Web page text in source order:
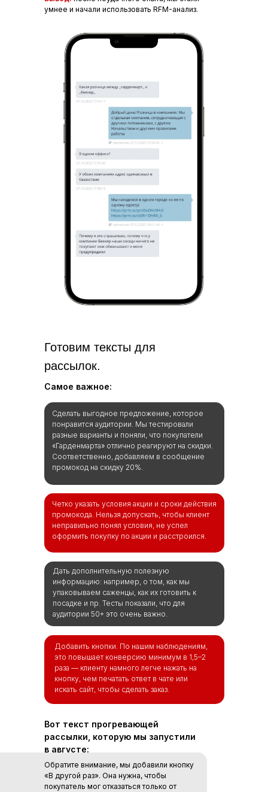
умнее и начали использовать RFM-анализ.
Готовим тексты для
рассылок.
Самое важное:
Сделать выгодное предложение, которое
понравится аудитории. Мы тестировали
разные варианты и поняли, что покупатели
«Гарденмарта» отлично реагируют на скидки.
Соответственно, добавляем в сообщение
промокод на скидку 20%.
Четко указать условия акции и сроки действия
промокода. Нельзя допускать, чтобы клиент
неправильно понял условия, не успел
оформить покупку по акции и расстроился.
Дать дополнительную полезную
информацию: например, о том, как мы
упаковываем саженцы, как их готовить к
посадке и пр. Тесты показали, что для
аудитории 50+ это очень важно.
Добавить кнопки. По нашим наблюдениям,
это повышает конверсию минимум в 1,5–2
раза — клиенту намного легче нажать на
кнопку, чем печатать ответ в чате или
искать сайт, чтобы сделать заказ.
Вот текст прогревающей
рассылки, которую мы запустили
в августе:
Обратите внимание, мы добавили кнопку
«В другой раз». Она нужна, чтобы
покупатель мог отказаться только от